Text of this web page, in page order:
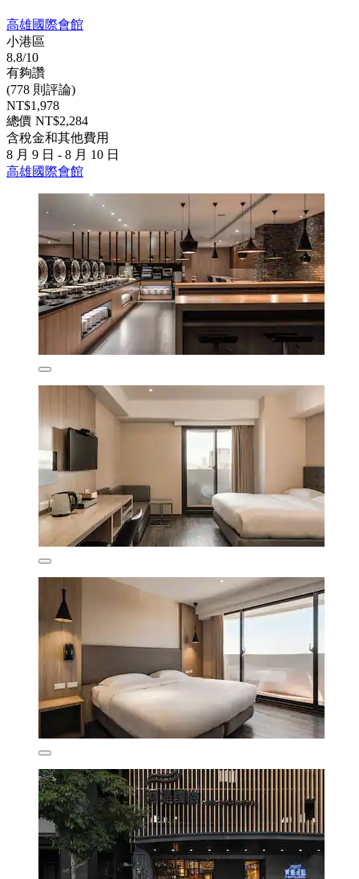
高雄國際會館
小港區
8.8/10
有夠讚
(778 則評論)
NT$1,978
總價 NT$2,284
含稅金和其他費用
8 月 9 日 - 8 月 10 日
高雄國際會館